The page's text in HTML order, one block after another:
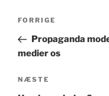
Forrige
indlæg
FORRIGE
Propaganda
medier os
Næste
NÆSTE